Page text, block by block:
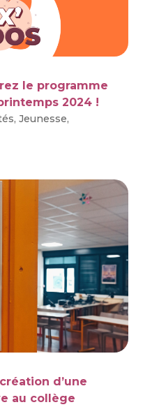
le programme
2024 !
, Jeunesse,
d’une
au collège